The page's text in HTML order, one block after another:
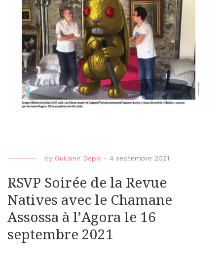
by Guilaine Depis - 4 septembre 2021
RSVP Soirée de la Revue
Natives avec le Chamane
Assossa à l’Agora le 16
septembre 2021